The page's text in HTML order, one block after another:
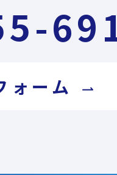
ォーム